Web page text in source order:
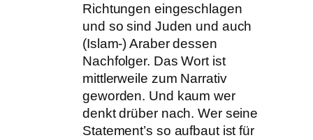
Richtungen eingeschlagen
und so sind Juden und auch
(Islam-) Araber dessen
Nachfolger. Das Wort ist
mittlerweile zum Narrativ
geworden. Und kaum wer
denkt drüber nach. Wer seine
Statement’s so aufbaut ist für